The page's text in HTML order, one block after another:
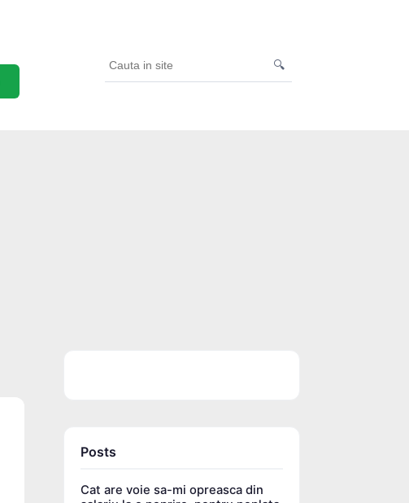
Cauta
in
🔍
Posts
Cat are voie sa-mi opreasca din